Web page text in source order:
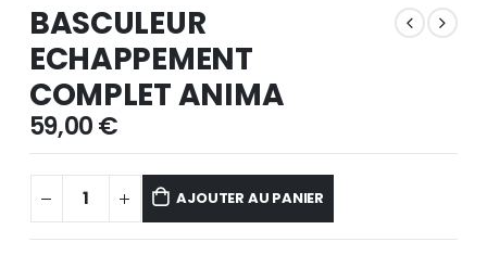
BASCULEUR
ECHAPPEMENT
COMPLET ANIMA
59,00€
AJOUTER AU PANIER